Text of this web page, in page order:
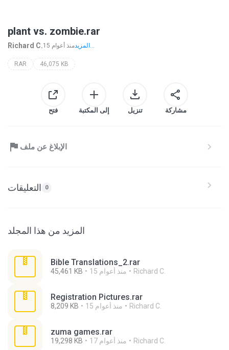
plant vs. zombie.rar
Richard C. 15 منذ أعوام المزيد...
RAR 46,075 KB
فتح إلى المكتبة تنزيل مشاركة
الإبلاغ عن ملف
التعليقات 0
المزيد من هذا المجلد
Bible Translations_2.rar
45,461 KB 15 منذ أعوام Richard C.
Registration Pictures.rar
8,209 KB 15 منذ أعوام Richard C.
zuma games.rar
19,298 KB 17 منذ أعوام Richard C.